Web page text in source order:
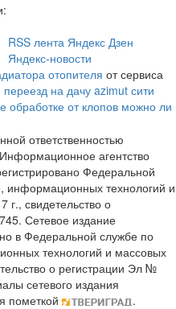
RSS лента Яндекс Дзен
Яндекс-новости
отопителя от сервиса
переезд на дачу azimut сити
обработке от клопов можно ли
ответственностью
агентство
Федеральной
информационных технологий и
г., свидетельство о
Сетевое издание
в Федеральной службе по
технологий и массовых
о регистрации Эл №
сетевого издания
пометкой
.